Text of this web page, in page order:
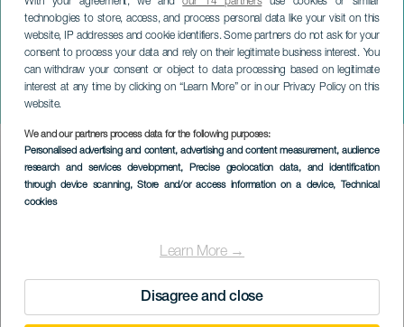
technologies to store, access, and process personal data like your visit on this
website, IP addresses and cookie identifiers. Some partners do not ask for your
consent to process your data and rely on their legitimate business interest. You
can withdraw your consent or object to data processing based on legitimate
interest at any time by clicking on “Learn More” or in our Privacy Policy on this
website.
We and our partners process data for the following purposes:
Personalised advertising and content, advertising and content measurement, audience
research and services development, Precise geolocation data, and identification
through device scanning, Store and/or access information on a device, Technical
cookies
Learn More →
Disagree and close
Ensemble Lothar Siemens
en concert
TENERIFE
Imagen
Listado